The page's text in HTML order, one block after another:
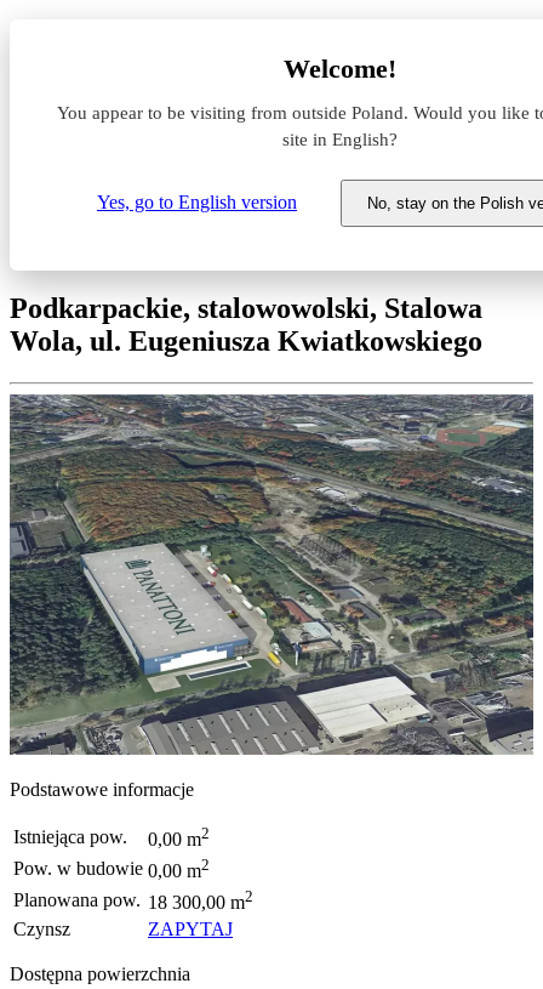
Welcome!
You appear to be visiting from outside Poland. Would you like
site in English?
Yes, go to English version No, stay on the Polish
Stalowa Wola
Magazyn do wynajęcia
Podkarpackie, stalowowolski, Stalowa
Wola, ul. Eugeniusza Kwiatkowskiego
Podstawowe informacje
Istniejąca pow. 0,00 m2
Pow. w budowie 0,00 m2
Planowana pow. 18 300,00 m2
Czynsz ZAPYTAJ
Dostępna powierzchnia